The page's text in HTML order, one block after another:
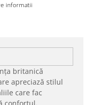
informatii
britanică
apreciază stilul
care fac